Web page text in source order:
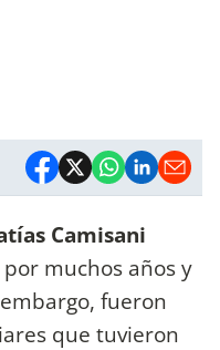
Camisani
muchos años y
fueron
que tuvieron